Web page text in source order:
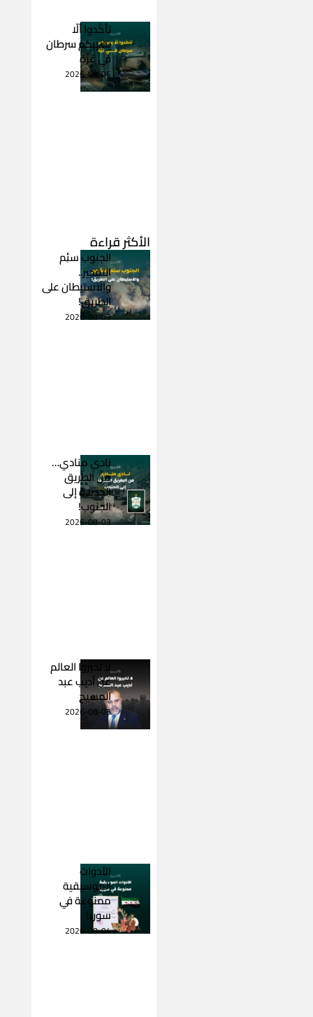
تأكّدوا ألّا
يصيبكم سرطان
في غزّة
2026-08-06
الأكثر قراءة
الجنوب سئِم
التفجير..
والاستيطان على
الطريق!
2026-08-03
نادى منادي…
من الطريق
الجديدة إلى
الجنوب!
2026-08-03
لا تخبروا العالم
عن أديب عبد
المسيح
2026-08-03
الأدوات
الموسيقية
ممنوعة في
سوريا
2026-08-04